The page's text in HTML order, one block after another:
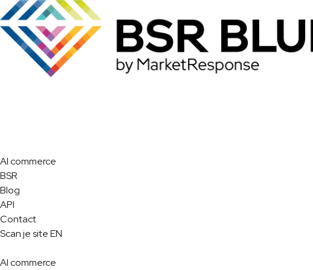
AI commerce
BSR
Blog
API
Contact
Scan je siteEN
AI commerce